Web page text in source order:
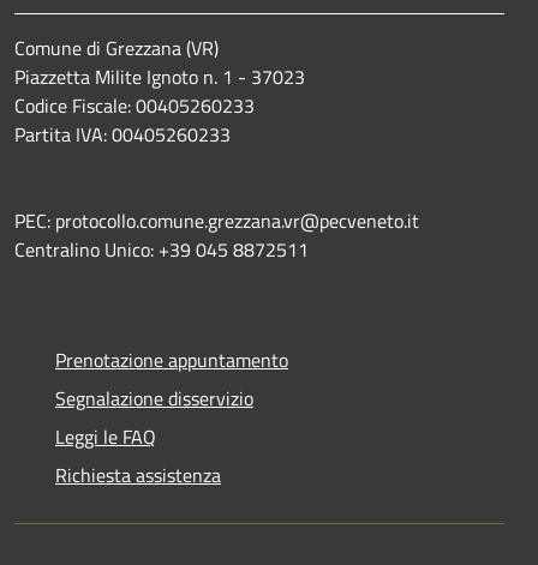
Comune di Grezzana (VR)
Piazzetta Milite Ignoto n. 1 - 37023
Codice Fiscale: 00405260233
Partita IVA: 00405260233
PEC: protocollo.comune.grezzana.vr@pecveneto.it
Centralino Unico: +39 045 8872511
Prenotazione appuntamento
Segnalazione disservizio
Leggi le FAQ
Richiesta assistenza